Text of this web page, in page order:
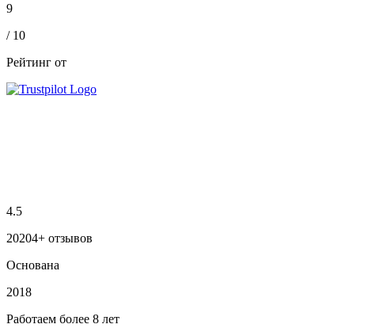
9
/ 10
Рейтинг от
4.5
20204+ отзывов
Основана
2018
Работаем более 8 лет